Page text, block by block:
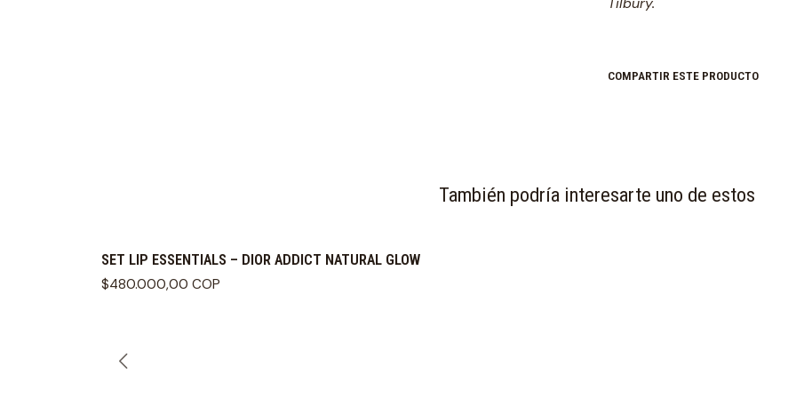
COMPARTIR ESTE PRODUCTO
También podría interesarte uno de estos
SET LIP ESSENTIALS – DIOR ADDICT NATURAL GLOW
$480.000,00 COP